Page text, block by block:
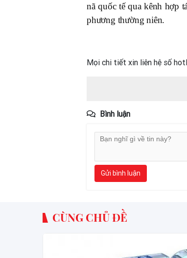
nã quốc tế qua kênh hợp
phương thường niên.
Mọi chi tiết xin liên hệ số
Bình luận
Gửi bình luận
CÙNG CHỦ ĐỀ